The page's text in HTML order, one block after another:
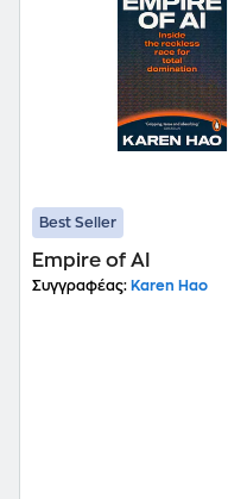
Best Seller
Empire of AI
Συγγραφέας: Karen Hao